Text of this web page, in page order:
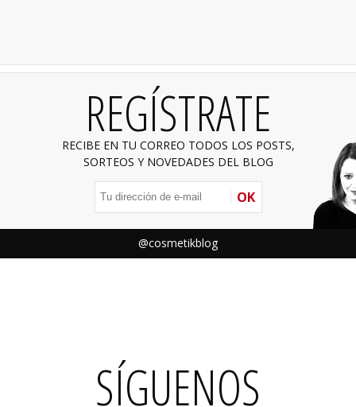
REGÍSTRATE
RECIBE EN TU CORREO TODOS LOS POSTS,
SORTEOS Y NOVEDADES DEL BLOG
OK
@cosmetikblog
SÍGUENOS